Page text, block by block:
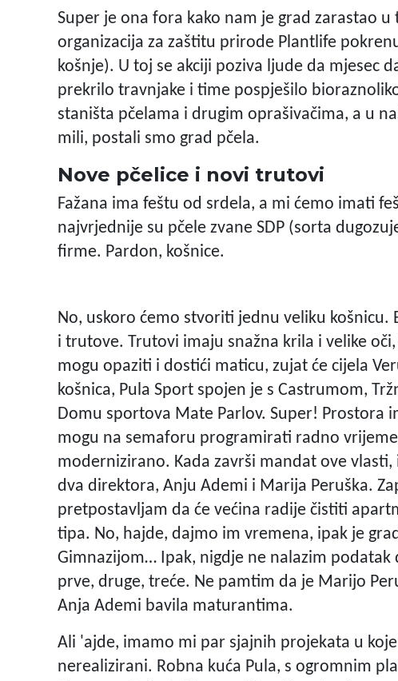
Super je ona fora kako nam je grad zarastao
organizacija za zaštitu prirode Plantlife
košnje). U toj se akciji poziva ljude da mjesec
prekrilo travnjake i time pospješilo
staništa pčelama i drugim oprašivačima, a u
mili, postali smo grad pčela.
Nove pčelice i novi trutovi
Fažana ima feštu od srdela, a mi ćemo imati
najvrjednije su pčele zvane SDP (sorta
firme. Pardon, košnice.
No, uskoro ćemo stvoriti jednu veliku košnicu.
i trutove. Trutovi imaju snažna krila i velike
mogu opaziti i dostići maticu, zujat će cijela
košnica, Pula Sport spojen je s Castrumom,
Domu sportova Mate Parlov. Super! Prostora
mogu na semaforu programirati radno
modernizirano. Kada završi mandat ove
dva direktora, Anju Ademi i Marija Peruška.
pretpostavljam da će većina radije čistiti
tipa. No, hajde, dajmo im vremena, ipak je
Gimnazijom… Ipak, nigdje ne nalazim
prve, druge, treće. Ne pamtim da je Marijo
Anja Ademi bavila maturantima.
Ali 'ajde, imamo mi par sjajnih projekata u
nerealizirani. Robna kuća Pula, s ogromnim